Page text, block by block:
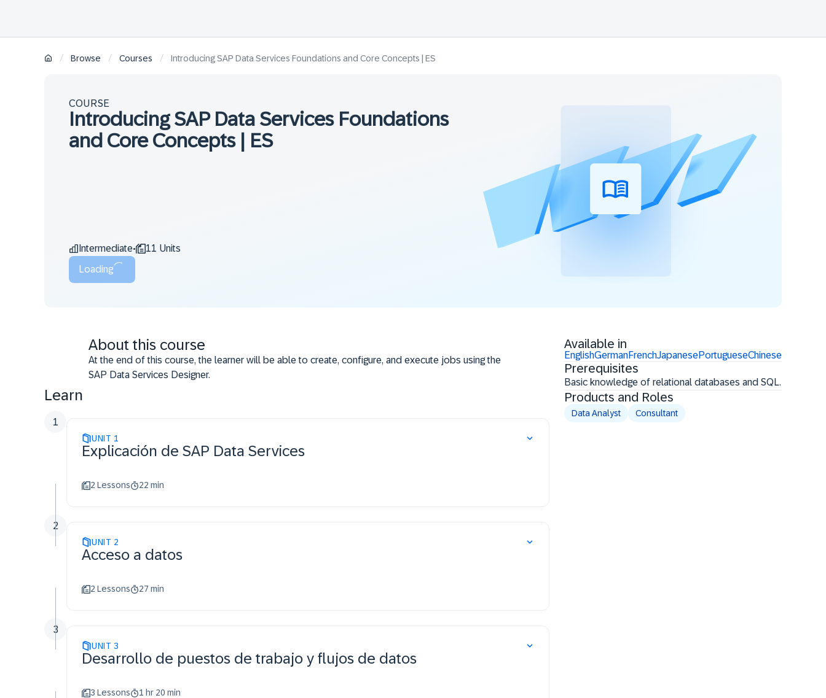
/ Browse / Courses / Introducing SAP Data Services Foundations and Core Concepts | ES
COURSE
Introducing SAP Data Services Foundations
and Core Concepts | ES
Intermediate•
11 Units
Loading
About this course
At the end of this course, the learner will be able to create, configure, and execute jobs using the
SAP Data Services Designer.
Learn
UNIT 1
Explicación de SAP Data Services
2 Lessons 22 min
1
UNIT 2
Acceso a datos
2 Lessons 27 min
2
UNIT 3
Desarrollo de puestos de trabajo y flujos de datos
3 Lessons 1 hr 20 min
3
Available in
EnglishGermanFrenchJapanesePortugueseChinese
Prerequisites
Basic knowledge of relational databases and SQL.
Products and Roles
Data Analyst Consultant